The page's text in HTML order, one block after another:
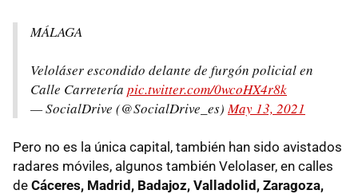
MÁLAGA
Veloláser escondido delante de furgón policial en
Calle Carretería pic.twitter.com/0wcoHX4r8k
— SocialDrive (@SocialDrive_es)May 13, 2021
Pero no es la única capital, también han sido avistados
radares móviles, algunos también Velolaser, en calles
de Cáceres, Madrid, Badajoz, Valladolid, Zaragoza,